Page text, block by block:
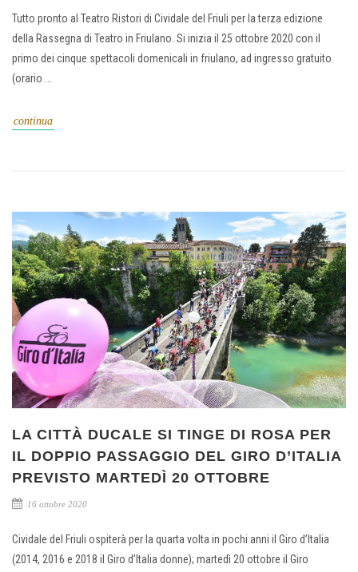
Tutto pronto al Teatro Ristori di Cividale del Friuli per la terza edizione
della Rassegna di Teatro in Friulano. Si inizia il 25 ottobre 2020 con il
primo dei cinque spettacoli domenicali in friulano, ad ingresso gratuito
(orario ...
continua
LA CITTÀ DUCALE SI TINGE DI ROSA PER
IL DOPPIO PASSAGGIO DEL GIRO D’ITALIA
PREVISTO MARTEDÌ 20 OTTOBRE
16 ottobre 2020
Cividale del Friuli ospiterà per la quarta volta in pochi anni il Giro d’Italia
(2014, 2016 e 2018 il Giro d’Italia donne); martedì 20 ottobre il Giro